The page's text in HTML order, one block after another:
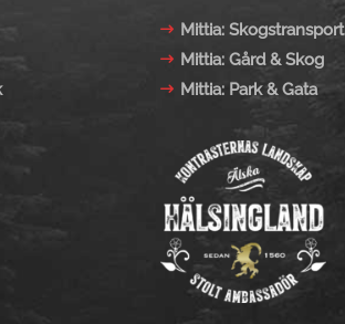
Mittia: Skogstransport
Mittia: Gård & Skog
Mittia: Park & Gata